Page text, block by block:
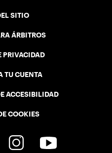
SITIO
ÁRBITROS
PRIVACIDAD
TU CUENTA
ACCESIBILIDAD
COOKIES